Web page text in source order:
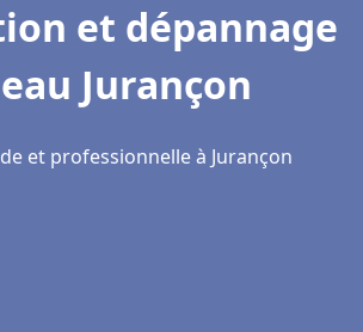
et dépannage
Jurançon
et professionnelle à Jurançon